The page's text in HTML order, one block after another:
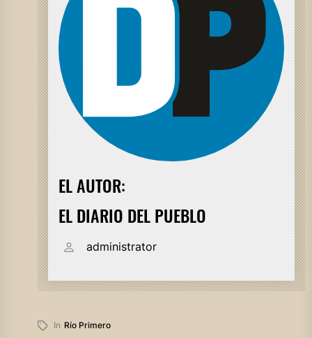
EL AUTOR:
EL DIARIO DEL PUEBLO
administrator
In Río Primero